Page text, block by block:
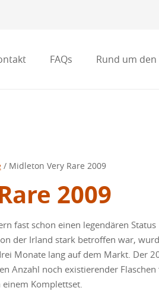
FAQs Rund um den
/ Midleton Very Rare 2009
2009
fast schon einen legendären Status
der Irland stark betroffen war,
Monate lang auf dem Markt. Der
Anzahl noch existierender Flaschen
Komplettset.